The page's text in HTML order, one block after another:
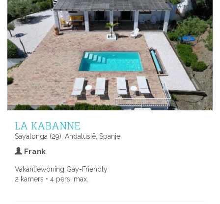
LA KABANNE
Sayalonga (29), Andalusië, Spanje
Frank
Vakantiewoning Gay-Friendly
2 kamers • 4 pers. max.